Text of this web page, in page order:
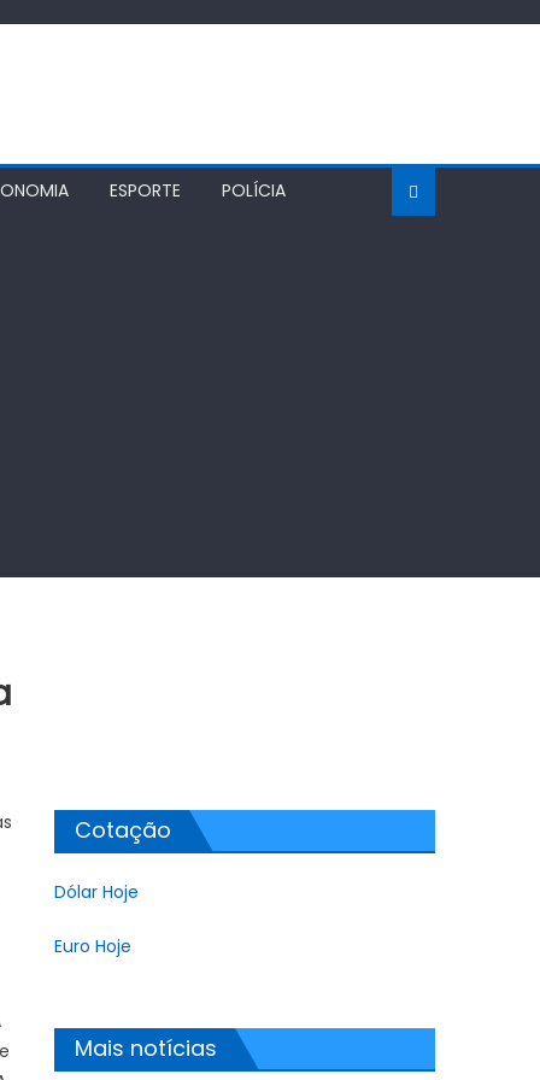
ESPORTE POLÍCIA
Cotação
Dólar Hoje
Euro Hoje
Mais notícias